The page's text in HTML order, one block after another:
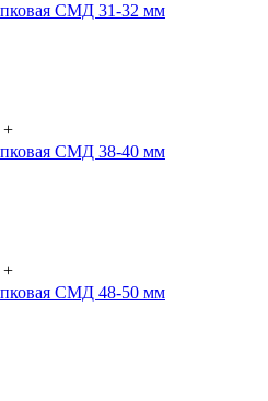
СМД 31-32 мм
+
СМД 38-40 мм
+
СМД 48-50 мм